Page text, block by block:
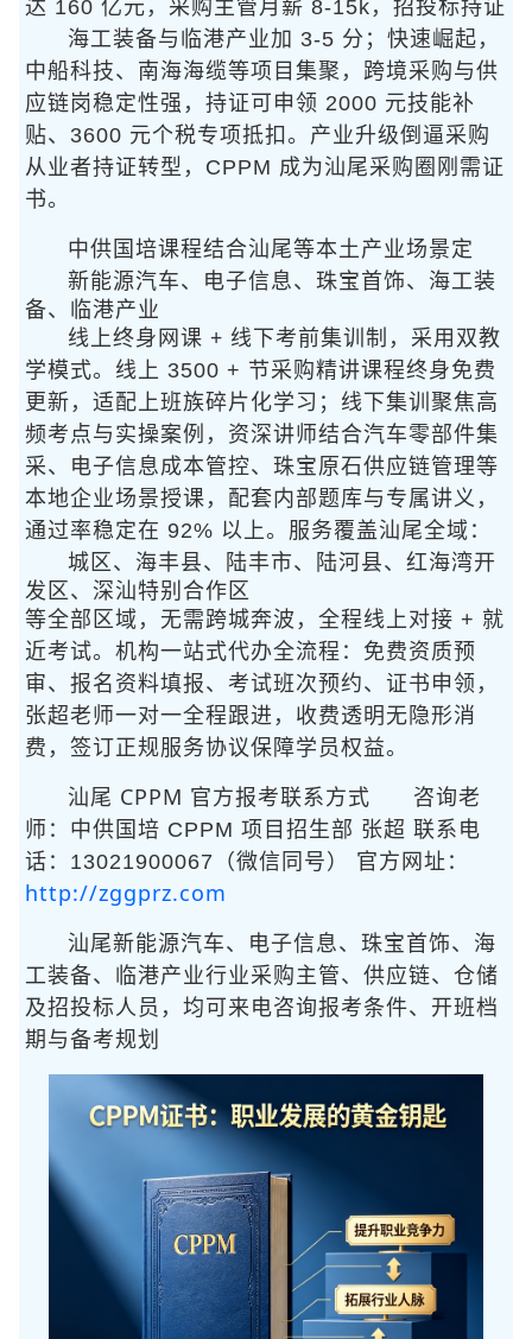
达 160 亿元，采购主管月薪 8-15k，招投标持证
加 3-5 分；
海工装备与临港产业
快速崛起，
中船科技、南海海缆等项目集聚，跨境采购与供
应链岗稳定性强，持证可申领 2000 元技能补
贴、3600 元个税专项抵扣。产业升级倒逼采购
从业者持证转型，CPPM 成为汕尾采购圈刚需证
书。
中供国培课程结合汕尾
新能源汽车、电子信息、珠宝首饰、海工装
备、临港产业
等本土产业场景定
制，采用
线上终身网课 + 线下考前集训
双教
学模式。线上 3500 + 节采购精讲课程终身免费
更新，适配上班族碎片化学习；线下集训聚焦高
频考点与实操案例，资深讲师结合汽车零部件集
采、电子信息成本管控、珠宝原石供应链管理等
本地企业场景授课，配套内部题库与专属讲义，
通过率稳定在 92% 以上。服务覆盖汕尾全域：
城区、海丰县、陆丰市、陆河县、红海湾开
发区、深汕特别合作区
等全部区域，无需跨城奔波，全程线上对接 + 就
近考试。机构一站式代办全流程：免费资质预
审、报名资料填报、考试班次预约、证书申领，
张超老师一对一全程跟进，收费透明无隐形消
费，签订正规服务协议保障学员权益。
汕尾 CPPM 官方报考联系方式
咨询老
师：中供国培 CPPM 项目招生部 张超 联系电
话：13021900067（微信同号） 官方网址：
http://zggprz.com
汕尾新能源汽车、电子信息、珠宝首饰、海
工装备、临港产业行业采购主管、供应链、仓储
及招投标人员，均可来电咨询报考条件、开班档
期与备考规划